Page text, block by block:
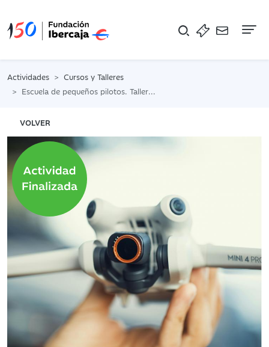
Actividades
Cursos y Talleres
Escuela de pequeños pilotos. Taller de drones para niños
VOLVER